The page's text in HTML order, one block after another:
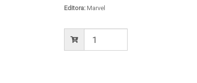
Editora:Marvel